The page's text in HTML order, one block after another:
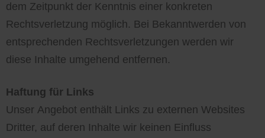
dem Zeitpunkt der Kenntnis einer konkreten
Rechtsverletzung möglich. Bei Bekanntwerden von
entsprechenden Rechtsverletzungen werden wir
diese Inhalte umgehend entfernen.
Haftung für Links
Unser Angebot enthält Links zu externen Websites
Dritter, auf deren Inhalte wir keinen Einfluss